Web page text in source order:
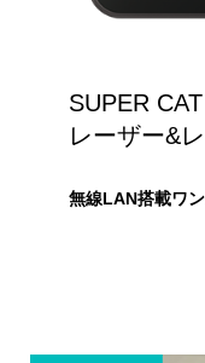
SUPER
レーザー&
無線LAN搭載ワン